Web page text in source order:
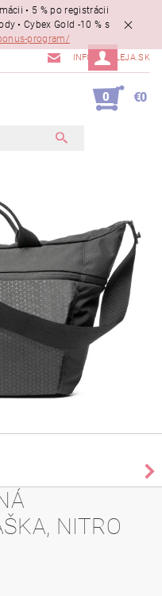
• 5 % po registrácii
• Cybex Gold -10 % s
program/
INFO@MALEJA.SK
0 €0
NITRO